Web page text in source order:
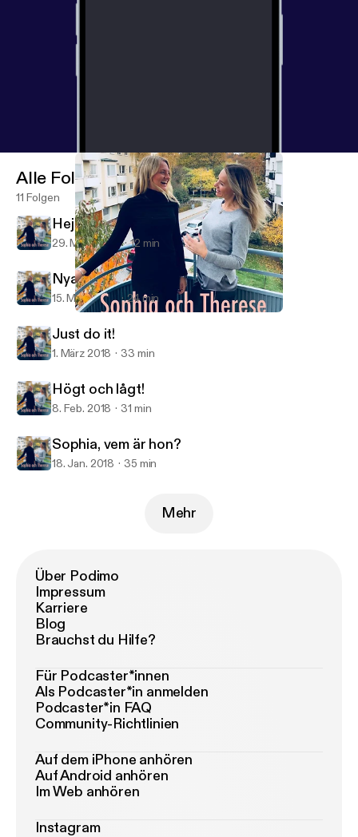
Sophia och Therese
Alle Folgen
11 Folgen
Hej så länge!
29. März 2018 12 min
Nya tankar!
15. März 2018 24 min
Just do it!
1. März 2018 33 min
Högt och lågt!
8. Feb. 2018 31 min
Sophia, vem är hon?
18. Jan. 2018 35 min
Mehr
Über Podimo
Impressum
Karriere
Blog
Brauchst du Hilfe?
Für Podcaster*innen
Als Podcaster*in anmelden
Podcaster*in FAQ
Community-Richtlinien
Auf dem iPhone anhören
Auf Android anhören
Im Web anhören
Instagram